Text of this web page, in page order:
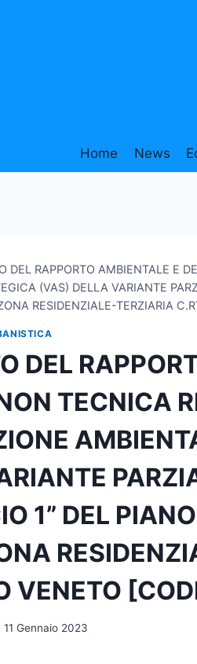
Home News
DEL RAPPORTO AMBIENTALE E
(VAS) DELLA VARIANTE
RESIDENZIALE-TERZIARIA
DEL
TECNICA
1” DEL
VENETO
11 Gennaio 2023